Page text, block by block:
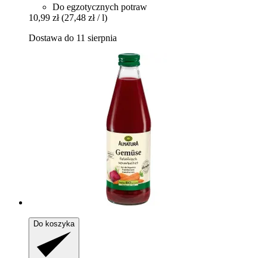
Do egzotycznych potraw
10,99 zł (27,48 zł / l)
Dostawa do 11 sierpnia
Do koszyka